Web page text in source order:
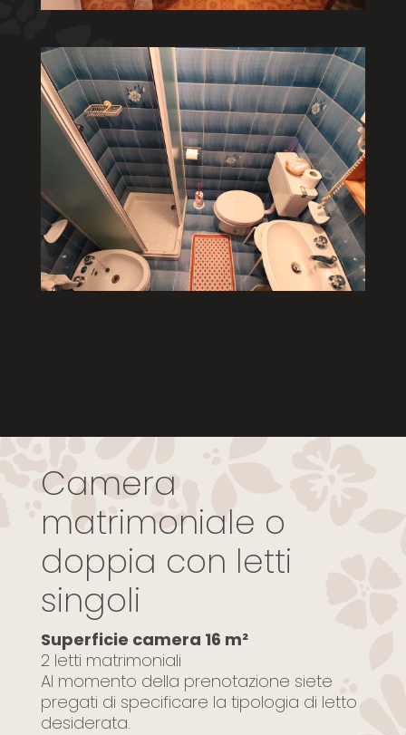
Camera
matrimoniale o
doppia con letti
singoli
Superficie camera 16 m²
2 letti matrimoniali
Al momento della prenotazione siete
pregati di specificare la tipologia di letto
desiderata.